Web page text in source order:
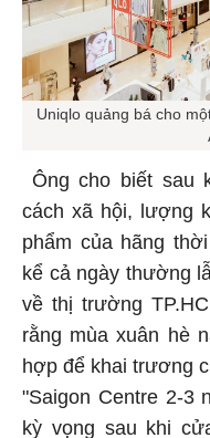
Uniqlo quảng bá cho
Ông cho biết sau
cách xã hội, lượng
phẩm của hãng
kể cả ngày thường
về thị trường
rằng mùa xuân hè
hợp để khai trương
"Saigon Centre 2-3
kỳ vọng sau khi